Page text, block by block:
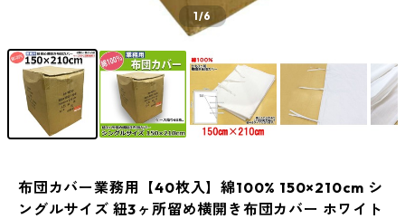
1/6
布団カバー業務用【40枚入】綿100% 150×210cm シ
ングルサイズ 紐3ヶ所留め横開き布団カバー ホワイト